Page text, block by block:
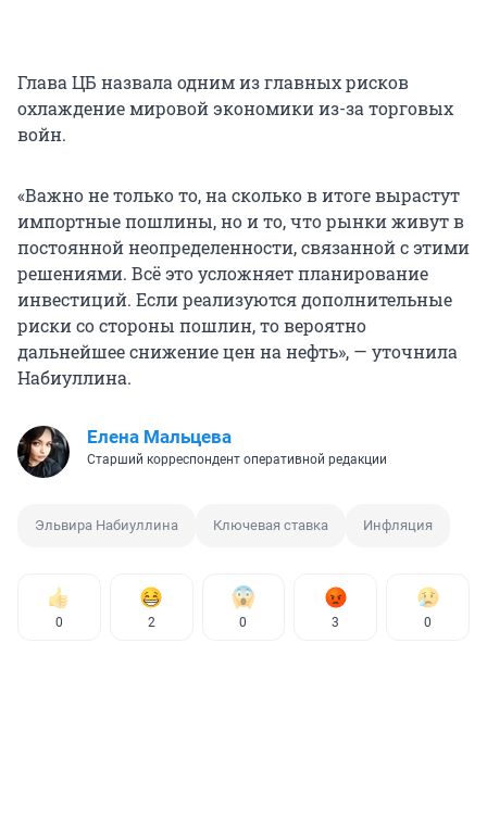
Глава ЦБ назвала одним из главных рисков
охлаждение мировой экономики из-за торговых
войн.
«Важно не только то, на сколько в итоге вырастут
импортные пошлины, но и то, что рынки живут в
постоянной неопределенности, связанной с этими
решениями. Всё это усложняет планирование
инвестиций. Если реализуются дополнительные
риски со стороны пошлин, то вероятно
дальнейшее снижение цен на нефть», — уточнила
Набиуллина.
Елена Мальцева
Старший корреспондент оперативной редакции
Эльвира Набиуллина Ключевая ставка Инфляция
0 2 0 3 0